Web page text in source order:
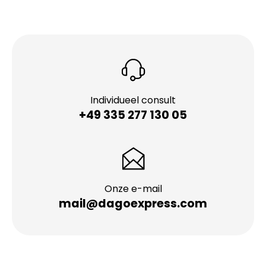
Individueel consult
+49 335 277 130 05
Onze e-mail
mail@dagoexpress.com